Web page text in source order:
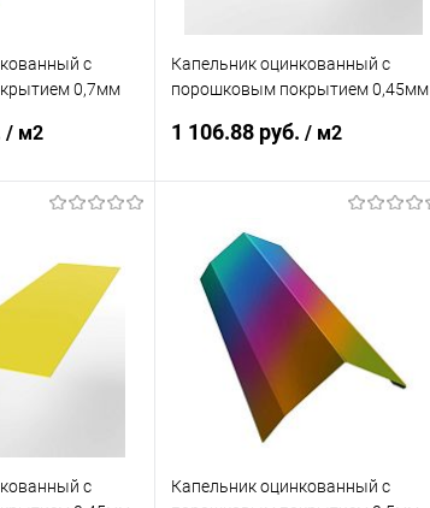
с
0,7мм
/ м2
Сравнение
Под заказ
Капельник оцинкованный с
порошковым покрытием 0,45мм
1 106.88 руб. / м2
Купить в 1 клик
В избранное Под заказ
с
Капельник оцинкованный с